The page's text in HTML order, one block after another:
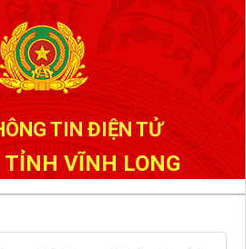
TIN ĐIỆN TỬ
TỈNH VĨNH LONG